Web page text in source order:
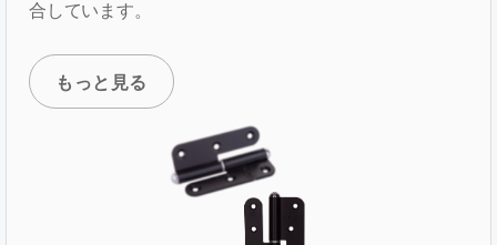
合しています。
もっと見る